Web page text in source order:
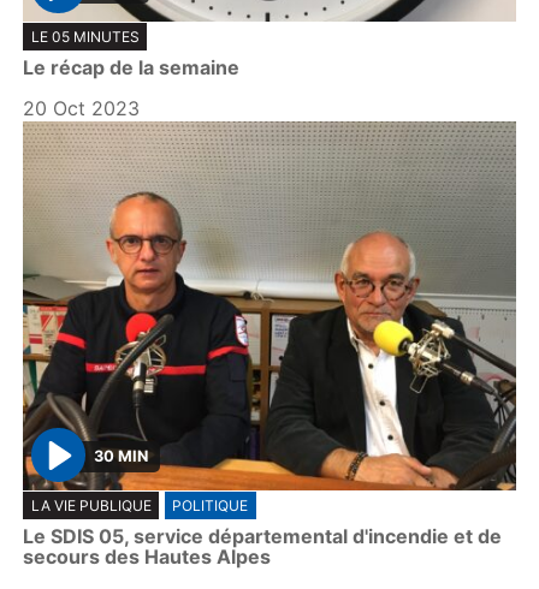
P
l
a
y
LE 05 MINUTES
Le récap de la semaine
20 Oct 2023
P
l
a
y
30 MIN
LA VIE PUBLIQUE POLITIQUE
Le SDIS 05, service départemental d'incendie et de
secours des Hautes Alpes